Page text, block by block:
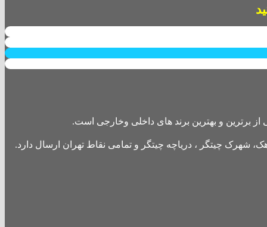
برترین و بهترین برند های داخلی وخارجی است.